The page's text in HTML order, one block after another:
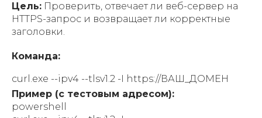
Цель: Проверить, отвечает ли веб-сервер на
HTTPS-запрос и возвращает ли корректные
заголовки.
Команда:
curl.exe --ipv4 --tlsv1.2 -I https://ВАШ_ДОМЕН
Пример (с тестовым адресом):
powershell